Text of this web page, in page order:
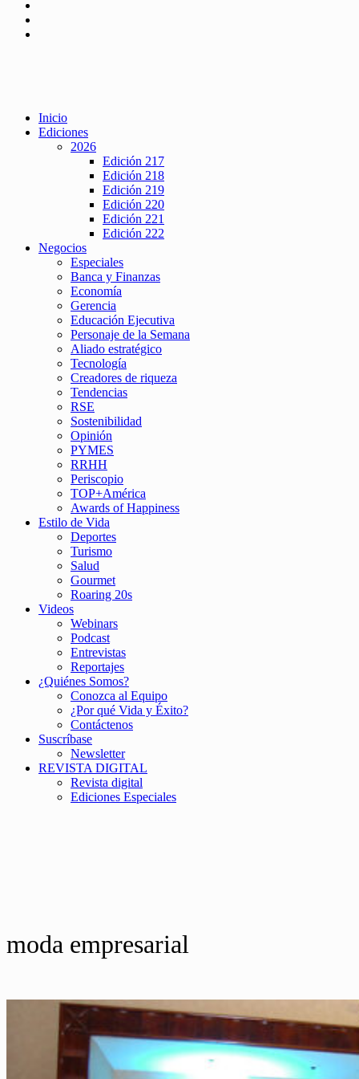
Inicio
Ediciones
2026
Edición 217
Edición 218
Edición 219
Edición 220
Edición 221
Edición 222
Negocios
Especiales
Banca y Finanzas
Economía
Gerencia
Educación Ejecutiva
Personaje de la Semana
Aliado estratégico
Tecnología
Creadores de riqueza
Tendencias
RSE
Sostenibilidad
Opinión
PYMES
RRHH
Periscopio
TOP+América
Awards of Happiness
Estilo de Vida
Deportes
Turismo
Salud
Gourmet
Roaring 20s
Videos
Webinars
Podcast
Entrevistas
Reportajes
¿Quiénes Somos?
Conozca al Equipo
¿Por qué Vida y Éxito?
Contáctenos
Suscríbase
Newsletter
REVISTA DIGITAL
Revista digital
Ediciones Especiales
moda empresarial